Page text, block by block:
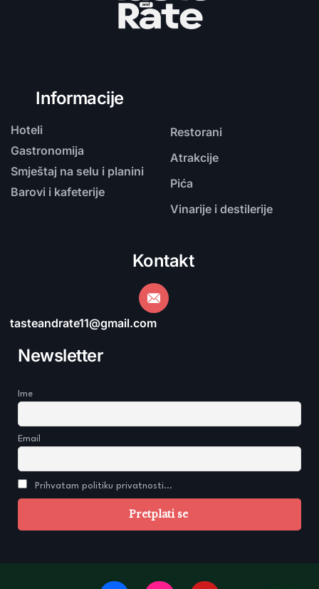
Informacije
Hoteli
Gastronomija
Smještaj na selu i planini
Barovi i kafeterije
Restorani
Atrakcije
Pića
Vinarije i destilerije
Kontakt
tasteandrate11@gmail.com
Newsletter
Ime
Email
Prihvatam politiku privatnosti...